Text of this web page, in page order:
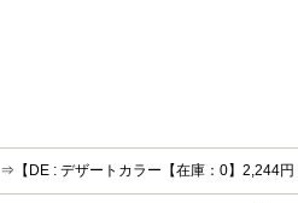
⇒【DE : デザートカラー【在庫：0】2,244円